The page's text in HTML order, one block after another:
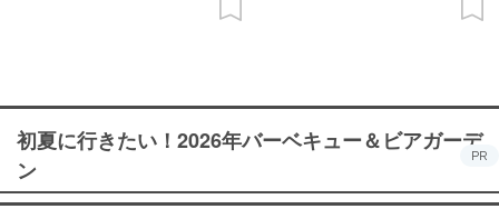
初夏に行きたい！2026年バーベキュー＆ビアガーデ
ン
PR